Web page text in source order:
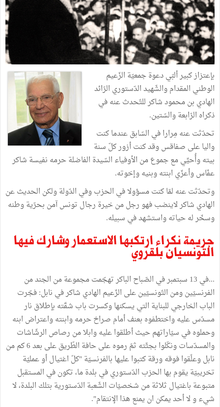
بإعتزاز كبير ﺃلبّي دعوة جمعيّة الزّعيم
الوطني المقدام والشّهيد الدّستوري الرّائد
الهادي بن محمود شاكر للتّحدث عنه في
ذكراه الرّابعة والسّتين.
تحدّثت عنه مِرارا في السّابق عندما كنت
واليا على صفاقس وقد كنت أزور كلّ سنة
بيته وﺃُحيِّي مع جموع من الأوفياء السّيدة الفاضلة حرمه نفيسة شاكر
عفّاس وﺃعزّي ابنته وبنيه وإخوته.
وتحدّثت عنه لمّا كنت مسؤولا في الحزب وفي الدّولة ولكن الحديث عن
الهادي شاكر لاينضب فهو رجل من خيرة رجال تونس ﺁمن بحرّية وطنه
وسخّر له حياته واستشهد في سبيله.
جريمة نكراء ارتكبها الاستعمار وشارك فيها
التونسيان بلقروي
...في 13 سبتمبر في الصّباح الباكر تهجّمت مجموعة من الجند من
الفرنسيّين ومن التّونسيّين على الزّعيم الهادي شاكر في نابل: فجّرت
الباب الخارجي للبناية التي يسكنها وكسرت باب شقّته بإطلاق نار
مسدّس عليه واختطفوه بعنف ﺃمام صراخ حرمه وابنته واعتراض ابنه
وحملوه في سيّاراتهم حيث أطلقوا عليه وابلا من رصاص الرشّاشات
والمسدّسات ونكّلوا بجثّته ثمّ رموه على حافة الطّريق على بعد 6 كم من
نابل وعلّقوا فوقه ورقة كتبوا عليها بالفرنسيّة "كلّ اغتيال ﺃو عمليّة
تخريبيّة يقوم بها الحزب الدّستوري في بلدة ما، تكون في المستقبل
متبوعة باغتيال ثلاثة من شخصيّات الشّعبة الدّستورية بتلك البلدة، لا
شيء و لا أحد يمكن ان يمنع هذا الإنتقام".